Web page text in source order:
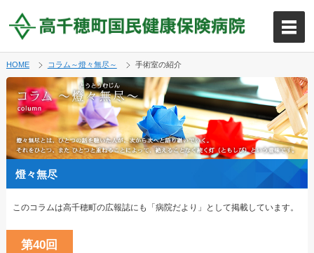
HOME コラム～燈々無尽～ 手術室の紹介
燈々無尽
このコラムは高千穂町の広報誌にも「病院だより」として掲載しています。
第40回